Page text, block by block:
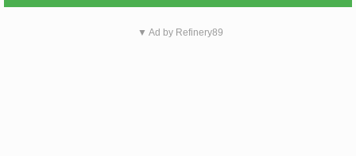
▼ Ad by Refinery89